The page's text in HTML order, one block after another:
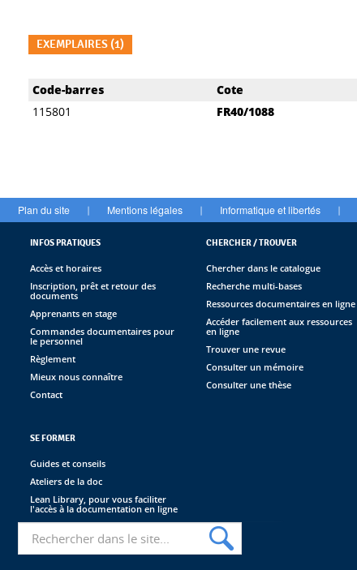
EXEMPLAIRES (1)
Liste des exemplaires
Code-barres Cote
115801
FR40/1088
Plan du site | Mentions légales | Informatique et libertés |
INFOS PRATIQUES
Accès et horaires
Inscription, prêt et retour des
documents
Apprenants en stage
Commandes documentaires pour
le personnel
Règlement
Mieux nous connaître
Contact
CHERCHER / TROUVER
Chercher dans le catalogue
Recherche multi-bases
Ressources documentaires en ligne
Accéder facilement aux ressources
en ligne
Trouver une revue
Consulter un mémoire
Consulter une thèse
SE FORMER
Guides et conseils
Ateliers de la doc
Lean Library, pour vous faciliter
l'accès à la documentation en ligne